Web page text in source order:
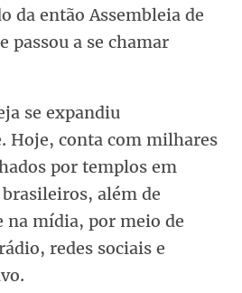
da então Assembleia de
passou a se chamar
se expandiu
Hoje, conta com milhares
por templos em
além de
na mídia, por meio de
redes sociais e